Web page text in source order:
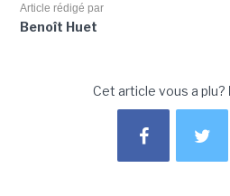
Article rédigé par
Benoît Huet
Cet article vous a plu?